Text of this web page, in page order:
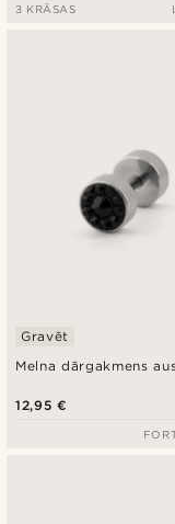
3 KRĀSAS
Melna dārgakmens
Gravēt
12,95 €